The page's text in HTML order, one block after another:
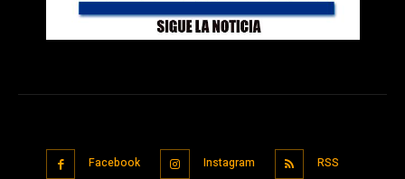
Facebook Instagram RSS